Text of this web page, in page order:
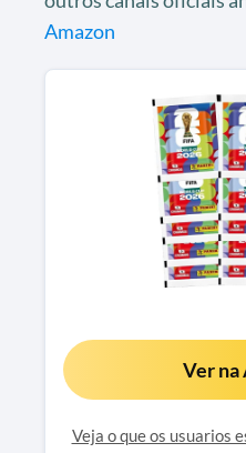
Amazon
Ver na
Veja o que os usuarios